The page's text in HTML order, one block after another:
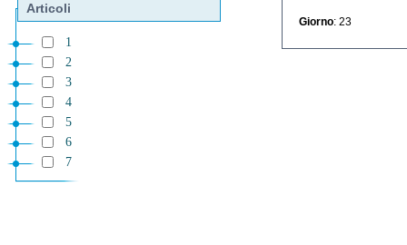
Articoli
1
2
3
4
5
6
7
Giorno : 23